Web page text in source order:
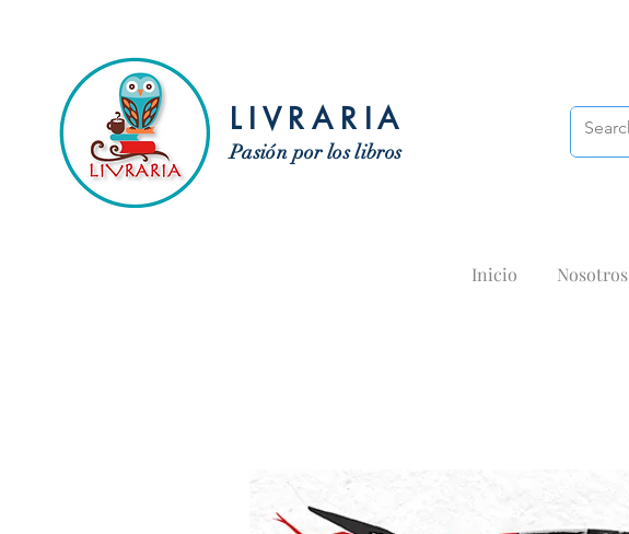
LIVRARIA
Pasión por los libros
Inicio Nosotros